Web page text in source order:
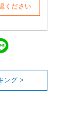
ください
ング >